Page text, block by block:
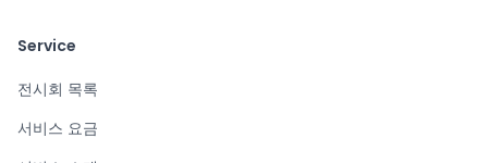
Service
전시회 목록
서비스 요금